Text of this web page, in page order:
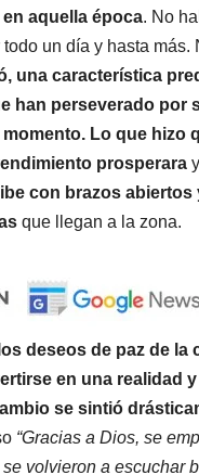
aquella época. No
todo un día y hasta más.
una característica
han perseverado por
Lo que hizo
prosperara
con brazos abiertos
que llegan a la zona.
los deseos de paz de la
en una realidad
se sintió
“Gracias a Dios, se
volvieron a escuchar